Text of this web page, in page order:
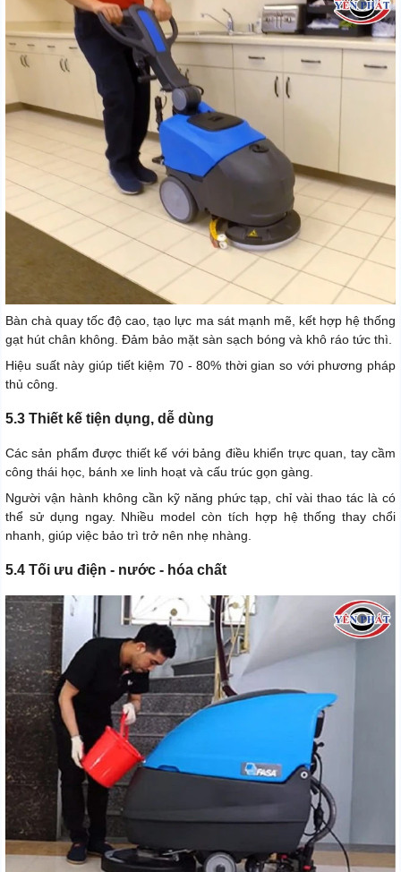
Bàn chà quay tốc độ cao, tạo lực ma sát mạnh mẽ, kết hợp hệ thống
gạt hút chân không. Đảm bảo mặt sàn sạch bóng và khô ráo tức thì.
Hiệu suất này giúp tiết kiệm 70 - 80% thời gian so với phương pháp
thủ công.
5.3 Thiết kế tiện dụng, dễ dùng
Các sản phẩm được thiết kế với bảng điều khiển trực quan, tay cầm
công thái học, bánh xe linh hoạt và cấu trúc gọn gàng.
Người vận hành không cần kỹ năng phức tạp, chỉ vài thao tác là có
thể sử dụng ngay. Nhiều model còn tích hợp hệ thống thay chổi
nhanh, giúp việc bảo trì trở nên nhẹ nhàng.
5.4 Tối ưu điện - nước - hóa chất